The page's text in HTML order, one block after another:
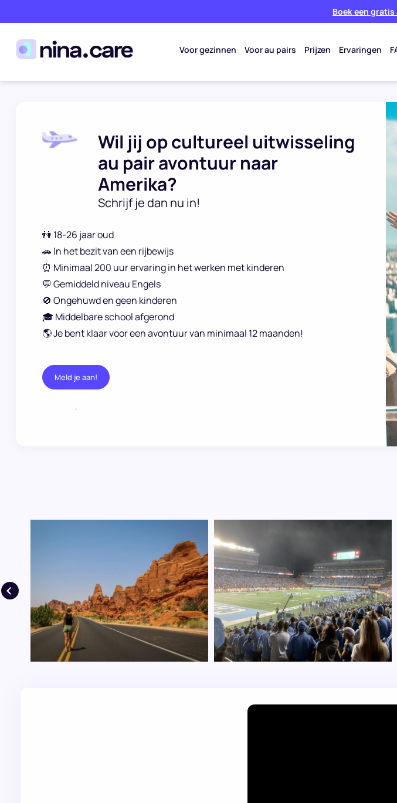
Boek een
Voor gezinnen Voor au pairs Prijzen Ervaringen
Wil jij op cultureel uitwisseling
au pair avontuur naar
Amerika?
Schrijf je dan nu in!
👫 18-26 jaar oud
🚗 In het bezit van een rijbewijs
⏰ Minimaal 200 uur ervaring in het werken met kinderen
💬 Gemiddeld niveau Engels
🚫 Ongehuwd en geen kinderen
🎓 Middelbare school afgerond
🌎 Je bent klaar voor een avontuur van minimaal 12 maanden!
Meld je aan!
.